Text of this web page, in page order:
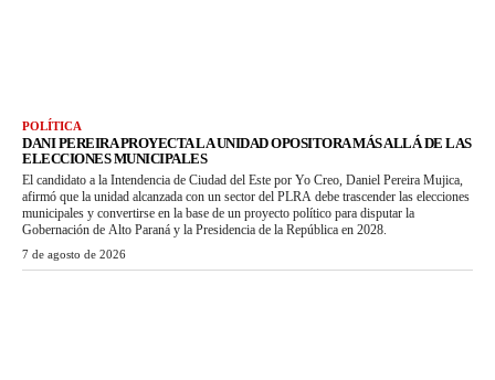
POLÍTICA
DANI PEREIRA PROYECTA LA UNIDAD OPOSITORA MÁS ALLÁ DE LAS
ELECCIONES MUNICIPALES
El candidato a la Intendencia de Ciudad del Este por Yo Creo, Daniel Pereira Mujica,
afirmó que la unidad alcanzada con un sector del PLRA debe trascender las elecciones
municipales y convertirse en la base de un proyecto político para disputar la
Gobernación de Alto Paraná y la Presidencia de la República en 2028.
7 de agosto de 2026